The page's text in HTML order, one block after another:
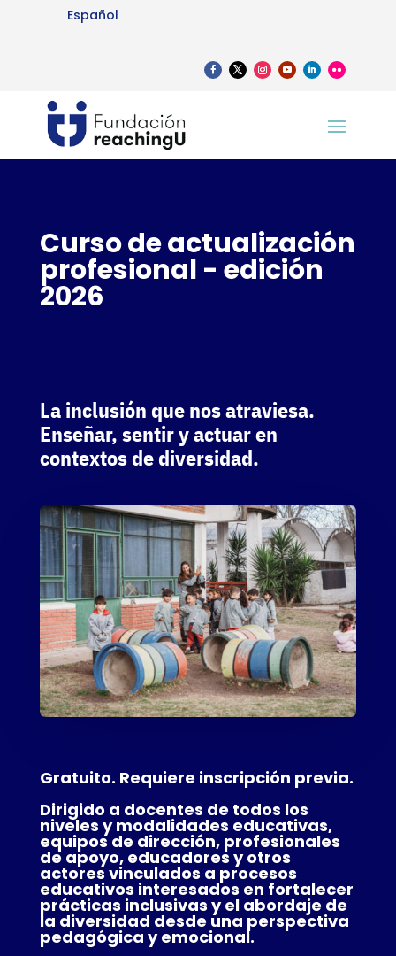
Español
Curso de actualización
profesional - edición
2026
La inclusión que nos atraviesa.
Enseñar, sentir y actuar en
contextos de diversidad.
Gratuito. Requiere inscripción previa.
Dirigido a docentes de todos los
niveles y modalidades educativas,
equipos de dirección, profesionales
de apoyo, educadores y otros
actores vinculados a procesos
educativos interesados en fortalecer
prácticas inclusivas y el abordaje de
la diversidad desde una perspectiva
pedagógica y emocional.